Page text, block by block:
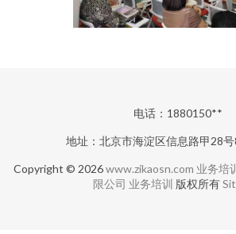
电话：1880150**
地址：北京市海淀区信息路甲28
Copyright © 2026www.zikaosn.com 业务培
限公司 业务培训 版权所有